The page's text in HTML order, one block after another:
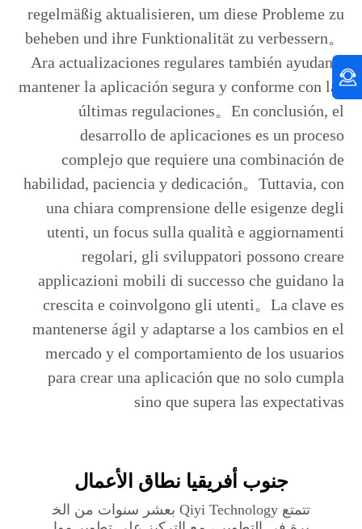
regelmäßig aktualisieren, um diese Probleme zu
beheben und ihre Funktionalität zu verbessern。
Ara actualizaciones regulares también ayudan a
mantener la aplicación segura y conforme con las
últimas regulaciones。En conclusión, el
desarrollo de aplicaciones es un proceso
complejo que requiere una combinación de
habilidad, paciencia y dedicación。Tuttavia, con
una chiara comprensione delle esigenze degli
utenti, un focus sulla qualità e aggiornamenti
regolari, gli sviluppatori possono creare
applicazioni mobili di successo che guidano la
crescita e coinvolgono gli utenti。La clave es
mantenerse ágil y adaptarse a los cambios en el
mercado y el comportamiento de los usuarios
para crear una aplicación que no solo cumpla
sino que supera las expectativas
جنوب أفريقيا‎ نطاق الأعمال
تتمتع Qiyi Technology بعشر سنوات من الخ